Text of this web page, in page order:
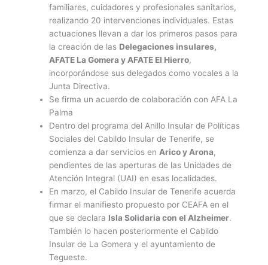
familiares, cuidadores y profesionales sanitarios,
realizando 20 intervenciones individuales. Estas
actuaciones llevan a dar los primeros pasos para
la creación de las Delegaciones insulares,
AFATE La Gomera y AFATE El Hierro,
incorporándose sus delegados como vocales a la
Junta Directiva.
Se firma un acuerdo de colaboración con AFA La
Palma
Dentro del programa del Anillo Insular de Políticas
Sociales del Cabildo Insular de Tenerife, se
comienza a dar servicios en Arico y Arona,
pendientes de las aperturas de las Unidades de
Atención Integral (UAI) en esas localidades.
En marzo, el Cabildo Insular de Tenerife acuerda
firmar el manifiesto propuesto por CEAFA en el
que se declara Isla Solidaria con el Alzheimer.
También lo hacen posteriormente el Cabildo
Insular de La Gomera y el ayuntamiento de
Tegueste.